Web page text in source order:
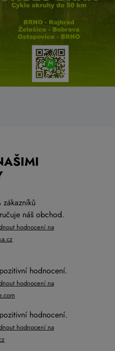
zákazníků
náš obchod.
hodnocení na
hodnocení.
hodnocení na
hodnocení.
hodnocení na